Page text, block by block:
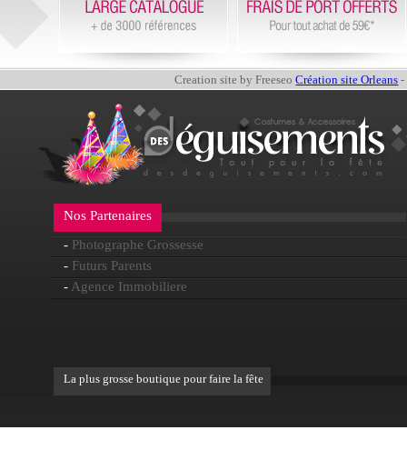
Creation site by FreeseoCréation site Orleans -
Nos Partenaires
- Photographe Grossesse
- Futurs Parents
- Agence Immobiliere
La plus grosse boutique pour faire la fête